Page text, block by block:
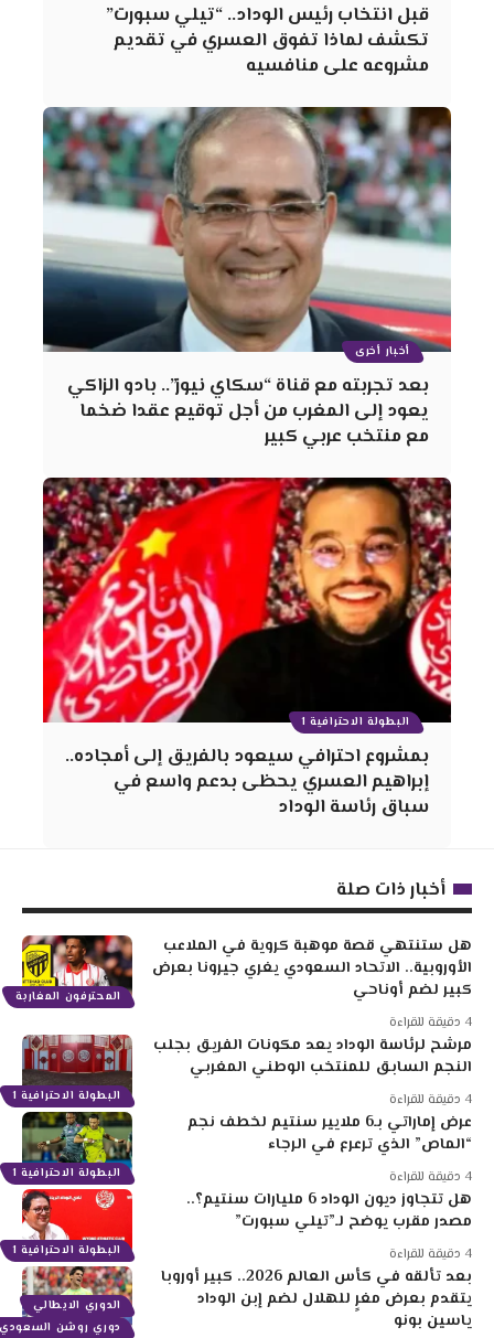
قبل انتخاب رئيس الوداد.. “تيلي سبورت”
تكشف لماذا تفوق العسري في تقديم
مشروعه على منافسيه
أخبار أخرى
بعد تجربته مع قناة “سكاي نيوز”.. بادو الزاكي
يعود إلى المغرب من أجل توقيع عقدا ضخما
مع منتخب عربي كبير
البطولة الاحترافية 1
بمشروع احترافي سيعود بالفريق إلى أمجاده..
إبراهيم العسري يحظى بدعم واسع في
سباق رئاسة الوداد
أخبار ذات صلة
المحترفون المغاربة
هل ستنتهي قصة موهبة كروية في الملاعب
الأوروبية.. الاتحاد السعودي يغري جيرونا بعرض
كبير لضم أوناحي
البطولة الاحترافية 1
مرشح لرئاسة الوداد يعد مكونات الفريق بجلب
النجم السابق للمنتخب الوطني المغربي
البطولة الاحترافية 1
عرض إماراتي بـ6 ملايير سنتيم لخطف نجم
“الماص” الذي ترعرع في الرجاء
البطولة الاحترافية 1
هل تتجاوز ديون الوداد 6 مليارات سنتيم؟..
مصدر مقرب يوضح لـ”تيلي سبورت”
الدوري الايطالي
دوري روشن السعودي
بعد تألقه في كأس العالم 2026.. كبير أوروبا
يتقدم بعرض مغرٍ للهلال لضم إبن الوداد
ياسين بونو